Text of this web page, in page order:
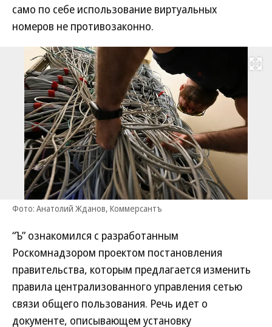
само по себе использование виртуальных
номеров не противозаконно.
Развернуть
Фото: Анатолий Жданов, Коммерсантъ
“Ъ” ознакомился с разработанным
Роскомнадзором проектом постановления
правительства, которым предлагается изменить
правила централизованного управления сетью
связи общего пользования. Речь идет о
документе, описывающем установку